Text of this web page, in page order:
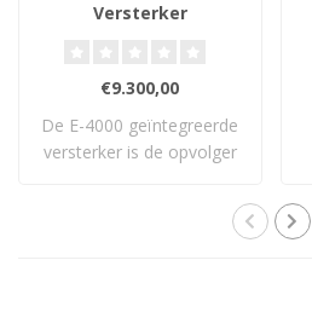
Versterker
€9.300,00
De E-4000 geïntegreerde
versterker is de opvolger